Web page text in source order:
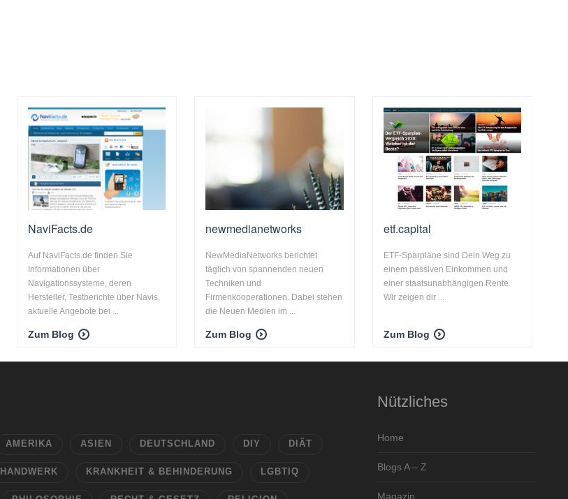
NaviFacts.de
Auf NaviFacts.de finden Sie
Informationen über
Navigationssysteme, deren
Hersteller, Testberichte über Navis,
aktuelle Angebote bei ...
Zum Blog
newmedianetworks
NewMediaNetworks berichtet
täglich von spannenden neuen
Techniken und
Firmenkooperationen. Dabei stehen
die Neuen Medien im ...
Zum Blog
etf.capital
ETF-Sparpläne sind Dein Weg zu
einem passiven Einkommen und
einer staatsunabhängigen Rente.
Wir zeigen dir ...
Zum Blog
AMERIKA ASIEN DEUTSCHLAND DIY DIÄT
HANDWERK KRANKHEIT & BEHINDERUNG LGBTIQ
Nützliches
Home
Blogs A – Z
Magazin